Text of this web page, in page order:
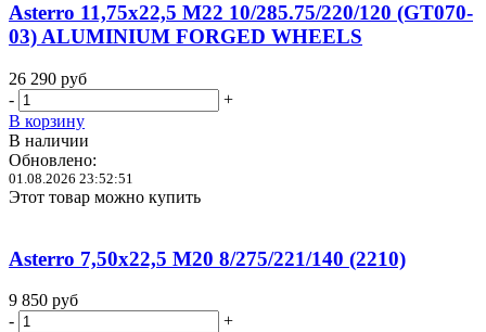
Asterro 11,75x22,5 M22 10/285.75/220/120 (GT070-
03) ALUMINIUM FORGED WHEELS
26 290 руб
-
+
В корзину
В наличии
Обновлено:
01.08.2026 23:52:51
Этот товар можно купить
Asterro 7,50x22,5 M20 8/275/221/140 (2210)
9 850 руб
-
+